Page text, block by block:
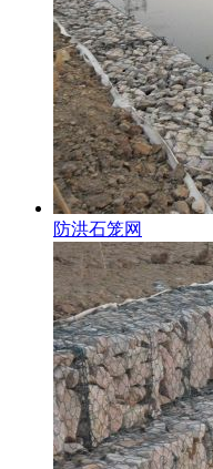
防洪石笼网